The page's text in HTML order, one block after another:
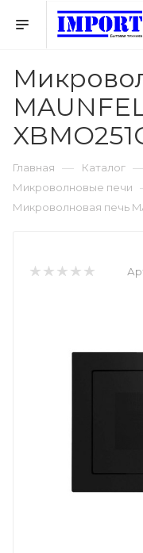
Главная — Каталог
Микроволновые печи
Микроволновая печь